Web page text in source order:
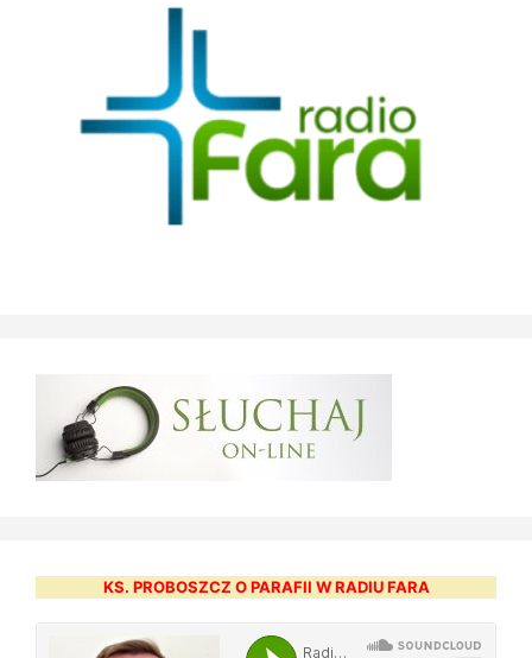
KS. PROBOSZCZ O PARAFII W RADIU FARA